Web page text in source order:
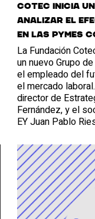
Cotec inicia
analizar el
en las pymes
La Fundación
un nuevo Grupo
el empleado del
el mercado
director de
Fernández, y el
EY Juan Pablo